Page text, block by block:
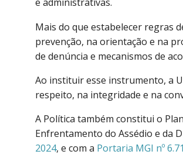
e administrativas.
Mais do que estabelecer regras
prevenção, na orientação e na
de denúncia e mecanismos de
Ao instituir esse instrumento, a
respeito, na integridade e na
A Política também constitui o
Enfrentamento do Assédio e da
2024, e com a Portaria MGI nº